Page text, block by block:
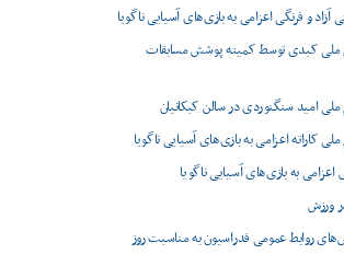
و فرنگی اعزامی به بازی‌های آسیایی ناگویا
ملی کبدی توسط کمیته پوشش مسابقات
امید سنگنوردی در سالن کبکانیان
کاراته اعزامی به بازی‌های آسیایی ناگویا
به بازی‌های آسیایی ناگویا
روابط عمومی فدراسیون به مناسبت روز